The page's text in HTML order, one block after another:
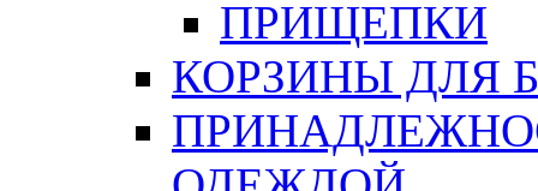
ПРИЩЕПКИ
КОРЗИНЫ ДЛЯ